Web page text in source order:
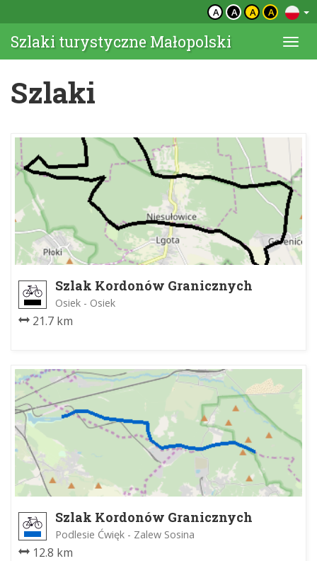
A A A A
Szlaki turystyczne Małopolski
Szlaki
Szlak Kordonów Granicznych
Osiek - Osiek
21.7 km
Szlak Kordonów Granicznych
Podlesie Ćwięk - Zalew Sosina
12.8 km